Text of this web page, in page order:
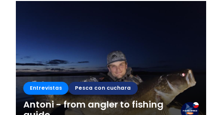
Business
Entrevistas Pesca con cuchara
Antoni - from angler to fishing